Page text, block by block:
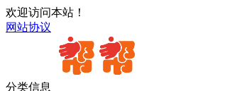
欢迎访问本站！
网站协议
分类信息